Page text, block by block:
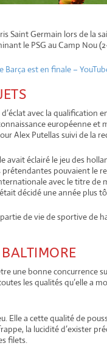
Saint Germain lors de la
le PSG au Camp Nou
Barça est en finale –
avec la qualification
européenne et
Alex Putellas suivi de la
avait éclairé le jeu des
prétendantes pouvaient le
avec le titre
décidé une année plus
de vie de sportive de
une bonne concurrence
les qualités qu’elle a
Elle a cette qualité de
la lucidité d’exister
filets.